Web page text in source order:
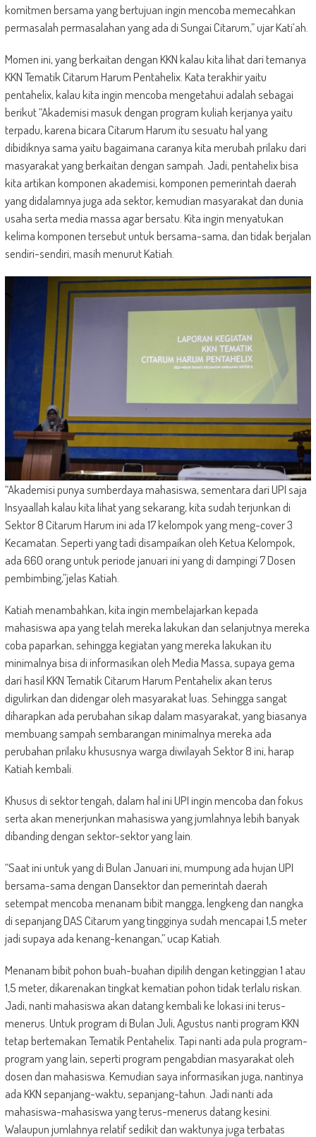
komitmen bersama yang bertujuan ingin mencoba memecahkan
permasalah permasalahan yang ada di Sungai Citarum,” ujar Kati’ah.
Momen ini, yang berkaitan dengan KKN kalau kita lihat dari temanya
KKN Tematik Citarum Harum Pentahelix. Kata terakhir yaitu
pentahelix, kalau kita ingin mencoba mengetahui adalah sebagai
berikut “Akademisi masuk dengan program kuliah kerjanya yaitu
terpadu, karena bicara Citarum Harum itu sesuatu hal yang
dibidiknya sama yaitu bagaimana caranya kita merubah prilaku dari
masyarakat yang berkaitan dengan sampah. Jadi, pentahelix bisa
kita artikan komponen akademisi, komponen pemerintah daerah
yang didalamnya juga ada sektor, kemudian masyarakat dan dunia
usaha serta media massa agar bersatu. Kita ingin menyatukan
kelima komponen tersebut untuk bersama-sama, dan tidak berjalan
sendiri-sendiri, masih menurut Katiah.
“Akademisi punya sumberdaya mahasiswa, sementara dari UPI saja
Insyaallah kalau kita lihat yang sekarang, kita sudah terjunkan di
Sektor 8 Citarum Harum ini ada 17 kelompok yang meng-cover 3
Kecamatan. Seperti yang tadi disampaikan oleh Ketua Kelompok,
ada 660 orang untuk periode januari ini yang di dampingi 7 Dosen
pembimbing,”jelas Katiah.
Katiah menambahkan, kita ingin membelajarkan kepada
mahasiswa apa yang telah mereka lakukan dan selanjutnya mereka
coba paparkan, sehingga kegiatan yang mereka lakukan itu
minimalnya bisa di informasikan oleh Media Massa, supaya gema
dari hasil KKN Tematik Citarum Harum Pentahelix akan terus
digulirkan dan didengar oleh masyarakat luas. Sehingga sangat
diharapkan ada perubahan sikap dalam masyarakat, yang biasanya
membuang sampah sembarangan minimalnya mereka ada
perubahan prilaku khususnya warga diwilayah Sektor 8 ini, harap
Katiah kembali.
Khusus di sektor tengah, dalam hal ini UPI ingin mencoba dan fokus
serta akan menerjunkan mahasiswa yang jumlahnya lebih banyak
dibanding dengan sektor-sektor yang lain.
“Saat ini untuk yang di Bulan Januari ini, mumpung ada hujan UPI
bersama-sama dengan Dansektor dan pemerintah daerah
setempat mencoba menanam bibit mangga, lengkeng dan nangka
di sepanjang DAS Citarum yang tingginya sudah mencapai 1,5 meter
jadi supaya ada kenang-kenangan,” ucap Katiah.
Menanam bibit pohon buah-buahan dipilih dengan ketinggian 1 atau
1,5 meter, dikarenakan tingkat kematian pohon tidak terlalu riskan.
Jadi, nanti mahasiswa akan datang kembali ke lokasi ini terus-
menerus. Untuk program di Bulan Juli, Agustus nanti program KKN
tetap bertemakan Tematik Pentahelix. Tapi nanti ada pula program-
program yang lain, seperti program pengabdian masyarakat oleh
dosen dan mahasiswa. Kemudian saya informasikan juga, nantinya
ada KKN sepanjang-waktu, sepanjang-tahun. Jadi nanti ada
mahasiswa-mahasiswa yang terus-menerus datang kesini.
Walaupun jumlahnya relatif sedikit dan waktunya juga terbatas